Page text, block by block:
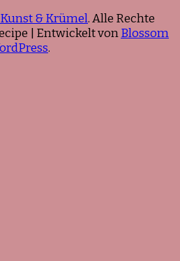
& Krümel. Alle Rechte
| Entwickelt vonBlossom
.